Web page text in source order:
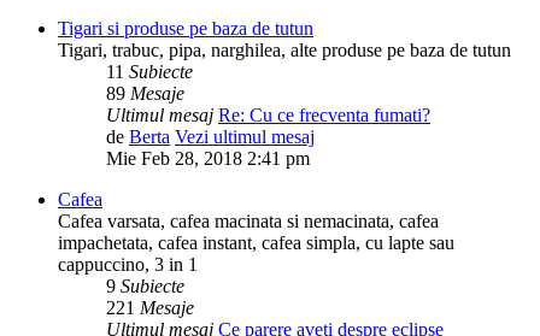
Tigari si produse pe baza de tutun
Tigari, trabuc, pipa, narghilea, alte produse pe baza de tutun
11 Subiecte
89 Mesaje
Ultimul mesaj Re: Cu ce frecventa fumati?
de Berta Vezi ultimul mesaj
Mie Feb 28, 2018 2:41 pm
Cafea
Cafea varsata, cafea macinata si nemacinata, cafea
impachetata, cafea instant, cafea simpla, cu lapte sau
cappuccino, 3 in 1
9 Subiecte
221 Mesaje
Ultimul mesaj Ce parere aveti despre eclipse